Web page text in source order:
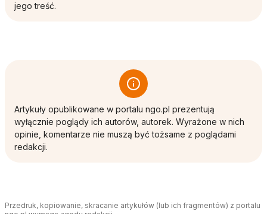
jego treść.
Artykuły opublikowane w portalu ngo.pl prezentują
wyłącznie poglądy ich autorów, autorek. Wyrażone w nich
opinie, komentarze nie muszą być tożsame z poglądami
redakcji.
Przedruk, kopiowanie, skracanie artykułów (lub ich fragmentów) z portalu